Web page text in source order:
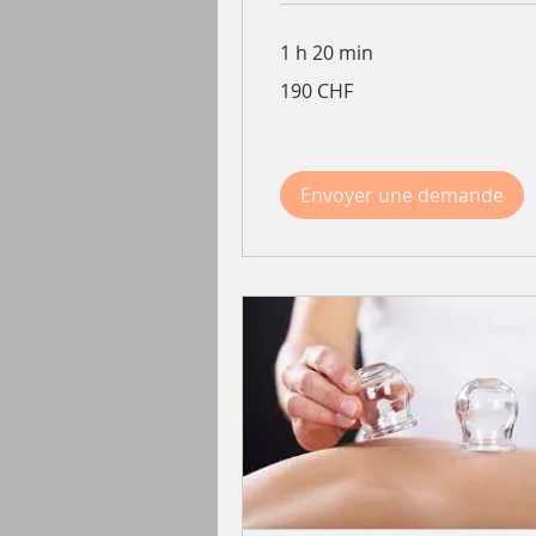
1 h 20 min
francs
190 CHF
Envoyer une demande